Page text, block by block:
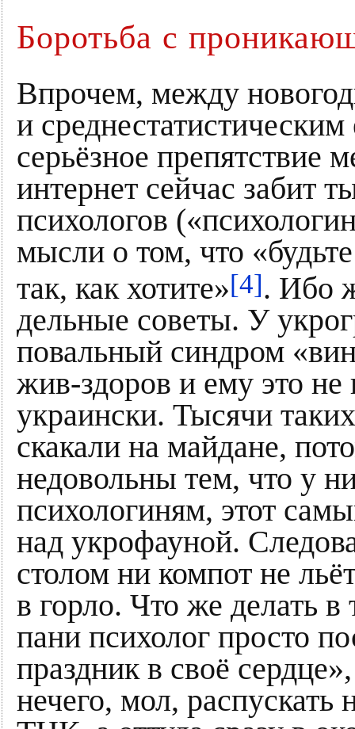
Боротьба с
Впрочем, между
и
серьёзное препятствие
интернет сейчас забит
психологов
мысли о том, что
так, как хотите»[4]. Ибо
дельные советы. У
повальный синдром
жив-здоров и ему это не
украински. Тысячи
скакали на майдане,
недовольны тем, что у
психологиням, этот
над укрофауной.
столом ни компот не
в горло. Что же делать
пани психолог просто
праздник в своё
нечего, мол,